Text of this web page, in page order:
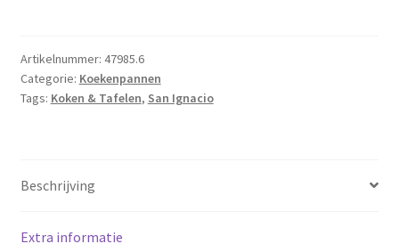
Ø28cm
-
Eco
aantal
Artikelnummer: 47985.6
Categorie: Koekenpannen
Tags: Koken & Tafelen, San Ignacio
Beschrijving
Extra informatie